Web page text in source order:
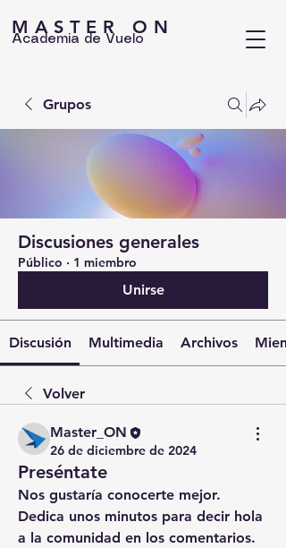
MASTER ON
Academia de Vuelo
Grupos
Discusiones generales
Público · 1 miembro
Unirse
Discusión Multimedia Archivos
Volver
Master_ON
26 de diciembre de 2024
Preséntate
Nos gustaría conocerte mejor.
Dedica unos minutos para decir hola
a la comunidad en los comentarios.